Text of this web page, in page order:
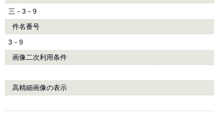
三－3－9
件名番号
3－9
画像二次利用条件
高精細画像の表示